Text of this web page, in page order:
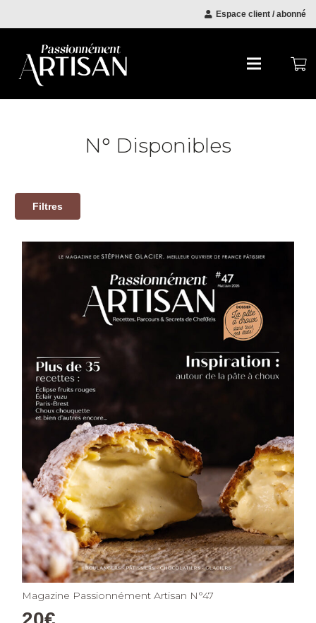
Espace client / abonné
N° Disponibles
Filtres
Magazine Passionnément Artisan N°47